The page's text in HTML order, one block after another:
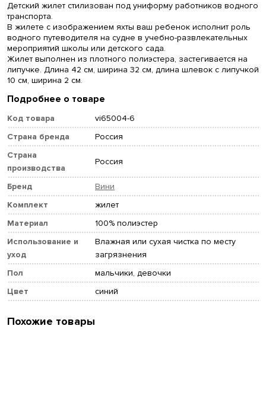
Детский жилет стилизован под униформу работников водного
транспорта.
В жилете с изображением яхты ваш ребенок исполнит роль
водного путеводителя на судне в учебно-развлекательных
мероприятий школы или детского сада.
Жилет выполнен из плотного полиэстера, застегивается на
липучке. Длина 42 см, ширина 32 см, длина шлевок с липучкой
10 см, ширина 2 см.
Подробнее о товаре
Код товара
vi65004-6
Страна бренда
Россия
Страна
производства
Россия
Бренд
Вини
Комплект
жилет
Материал
100% полиэстер
Использование и
уход
Влажная или сухая чистка по месту
загрязнения
Пол
мальчики, девочки
Цвет
синий
Похожие товары